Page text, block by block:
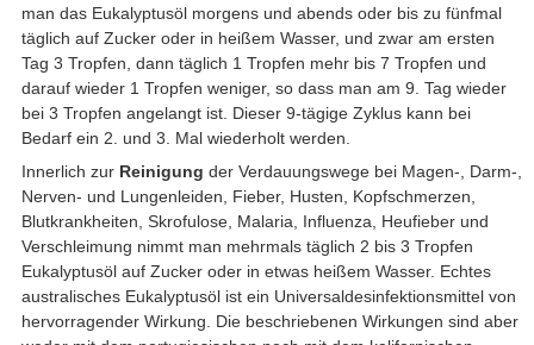
man das Eukalyptusöl morgens und abends oder bis zu fünfmal
täglich auf Zucker oder in heißem Wasser, und zwar am ersten
Tag 3 Tropfen, dann täglich 1 Tropfen mehr bis 7 Tropfen und
darauf wieder 1 Tropfen weniger, so dass man am 9. Tag wieder
bei 3 Tropfen angelangt ist. Dieser 9-tägige Zyklus kann bei
Bedarf ein 2. und 3. Mal wiederholt werden.
Innerlich zur Reinigung der Verdauungswege bei Magen-, Darm-,
Nerven- und Lungenleiden, Fieber, Husten, Kopfschmerzen,
Blutkrankheiten, Skrofulose, Malaria, Influenza, Heufieber und
Verschleimung nimmt man mehrmals täglich 2 bis 3 Tropfen
Eukalyptusöl auf Zucker oder in etwas heißem Wasser. Echtes
australisches Eukalyptusöl ist ein Universaldesinfektionsmittel von
hervorragender Wirkung. Die beschriebenen Wirkungen sind aber